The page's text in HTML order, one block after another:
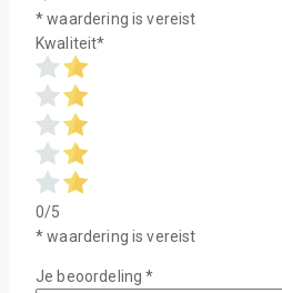
* waardering is vereist
Kwaliteit*
0/5
* waardering is vereist
Je beoordeling*